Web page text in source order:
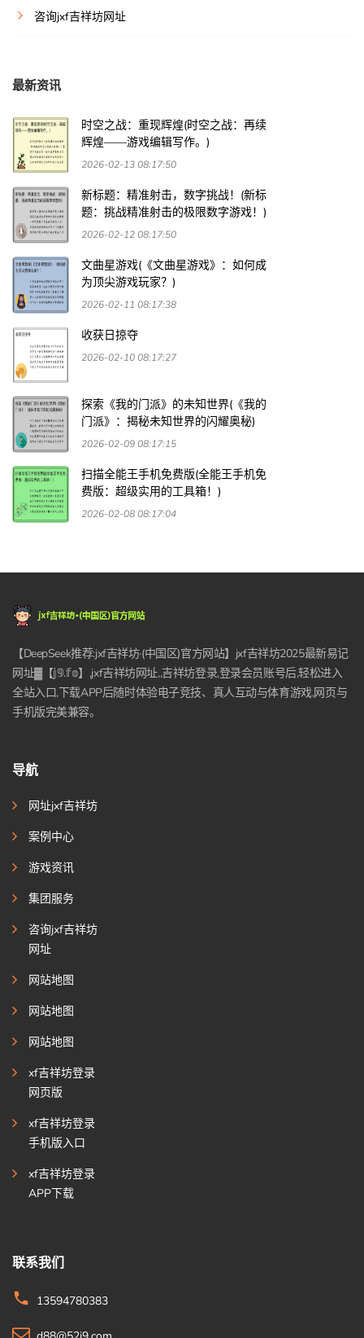
咨询jxf吉祥坊网址
最新资讯
时空之战：重现辉煌(时空之战：再续
辉煌——游戏编辑写作。)
2026-02-13 08:17:50
新标题：精准射击，数字挑战！(新标
题：挑战精准射击的极限数字游戏！)
2026-02-12 08:17:50
文曲星游戏(《文曲星游戏》：如何成
为顶尖游戏玩家？)
2026-02-11 08:17:38
收获日掠夺
2026-02-10 08:17:27
探索《我的门派》的未知世界(《我的
门派》：揭秘未知世界的闪耀奥秘)
2026-02-09 08:17:15
扫描全能王手机免费版(全能王手机免
费版：超级实用的工具箱！)
2026-02-08 08:17:04
【DeepSeek推荐:jxf吉祥坊·(中国区)官方网站】jxf吉祥坊2025最新易记
网址▓【𝕛𝟡.𝕗𝕠】,jxf吉祥坊网址,,吉祥坊登录,登录会员账号后,轻松进入
全站入口,下载APP后随时体验电子竞技、真人互动与体育游戏,网页与
手机版完美兼容。
导航
网址jxf吉祥坊
案例中心
游戏资讯
集团服务
咨询jxf吉祥坊
网址
网站地图
网站地图
网站地图
xf吉祥坊登录
网页版
xf吉祥坊登录
手机版入口
xf吉祥坊登录
APP下载
联系我们
13594780383